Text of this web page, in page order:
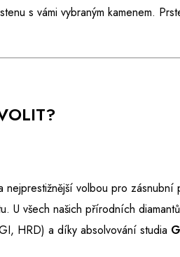
s vámi vybraným kamenem.
volbou pro
U všech našich přírodních
HRD) a díky absolvování studia